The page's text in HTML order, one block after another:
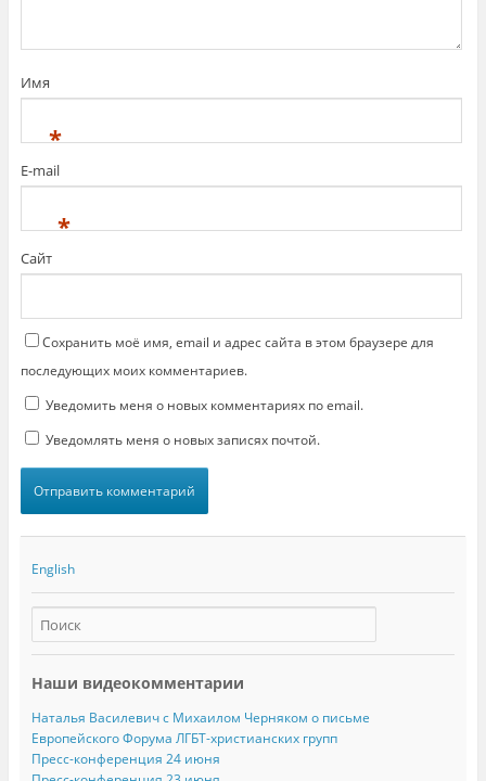
b
k
О
т
р
ы
е
в
в
м
к
н
)
я
о
о
е
Имя
*
E-mail
*
Сайт
Сохранить моё имя, email и адрес сайта в этом браузере для
последующих моих комментариев.
Уведомить меня о новых комментариях по email.
Уведомлять меня о новых записях почтой.
English
Наши видеокомментарии
Наталья Василевич с Михаилом Черняком о письме
Европейского Форума ЛГБТ-христианских групп
Пресс-конференция 24 июня